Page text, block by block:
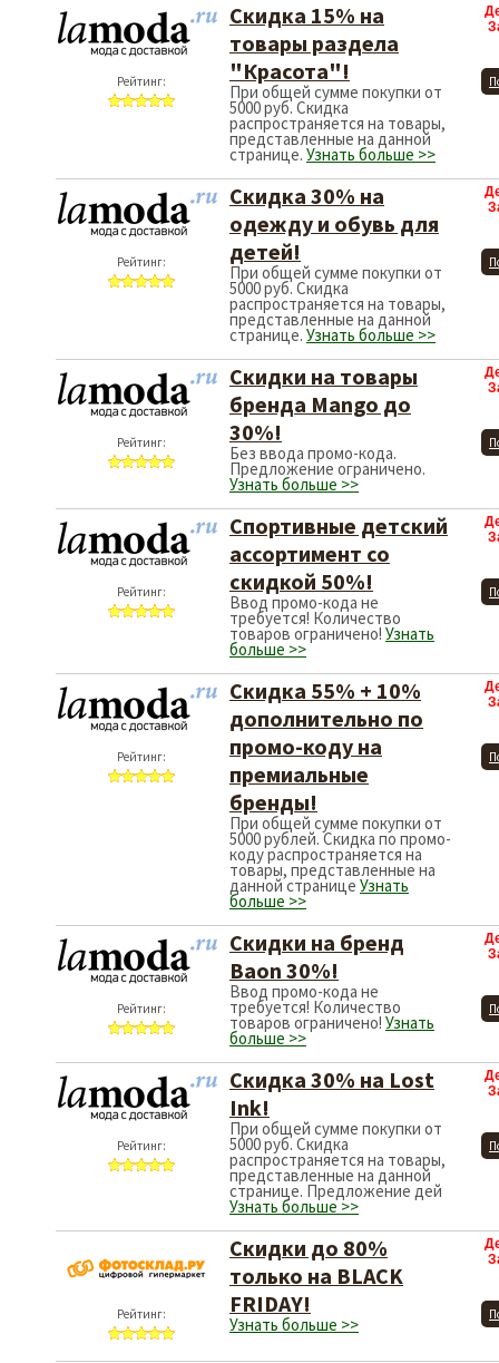
Рейтинг:
Cкидка 15% на
товары раздела
"Красота"!
При общей сумме покупки от
5000 руб. Скидка
распространяется на товары,
представленные на данной
странице. Узнать больше >>
Рейтинг:
Cкидка 30% на
одежду и обувь для
детей!
При общей сумме покупки от
5000 руб. Скидка
распространяется на товары,
представленные на данной
странице. Узнать больше >>
Рейтинг:
Скидки на товары
бренда Mango до
30%!
Без ввода промо-кода.
Предложение ограничено.
Узнать больше >>
Рейтинг:
Спортивные детский
ассортимент со
скидкой 50%!
Ввод промо-кода не
требуется! Количество
товаров ограничено! Узнать
больше >>
Рейтинг:
Cкидка 55% + 10%
дополнительно по
промо-коду на
премиальные
бренды!
При общей сумме покупки от
5000 рублей. Скидка по промо-
коду распространяется на
товары, представленные на
данной странице Узнать
больше >>
Рейтинг:
Скидки на бренд
Baon 30%!
Ввод промо-кода не
требуется! Количество
товаров ограничено! Узнать
больше >>
Рейтинг:
Cкидка 30% на Lost
Ink!
При общей сумме покупки от
5000 руб. Скидка
распространяется на товары,
представленные на данной
странице. Предложение дей
Узнать больше >>
Рейтинг:
Скидки до 80%
только на BLACK
FRIDAY!
Узнать больше >>